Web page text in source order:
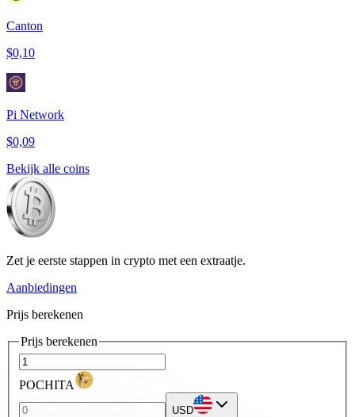
Canton
$0,10
Pi Network
$0,09
Bekijk alle coins
Zet je eerste stappen in crypto met een extraatje.
Aanbiedingen
Prijs berekenen
Prijs berekenen
POCHITA
USD